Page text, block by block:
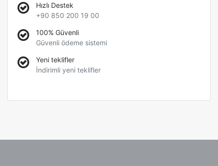
Hızlı Destek
+90 850 200 19 00
100% Güvenli
Güvenli ödeme sistemi
Yeni teklifler
İndirimli yeni teklifler